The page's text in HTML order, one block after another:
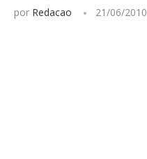
por Redacao 21/06/2010